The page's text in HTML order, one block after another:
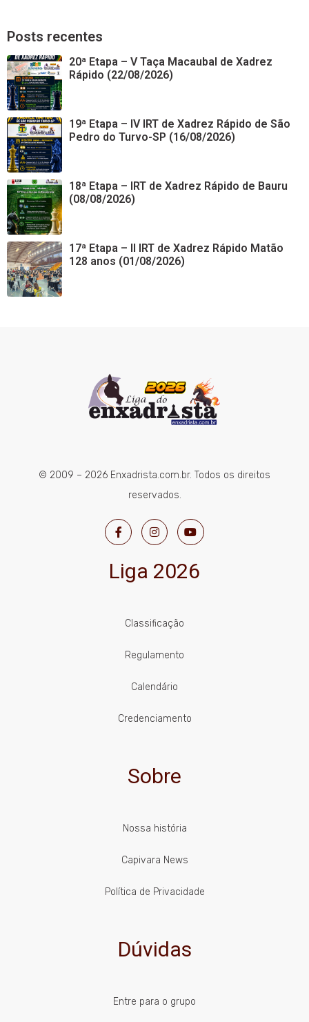
Posts recentes
20ª Etapa – V Taça Macaubal de Xadrez
Rápido (22/08/2026)
19ª Etapa – IV IRT de Xadrez Rápido de São
Pedro do Turvo-SP (16/08/2026)
18ª Etapa – IRT de Xadrez Rápido de Bauru
(08/08/2026)
17ª Etapa – II IRT de Xadrez Rápido Matão
128 anos (01/08/2026)
© 2009 – 2026 Enxadrista.com.br. Todos os direitos
reservados.
Liga 2026
Classificação
Regulamento
Calendário
Credenciamento
Sobre
Nossa história
Capivara News
Política de Privacidade
Dúvidas
Entre para o grupo